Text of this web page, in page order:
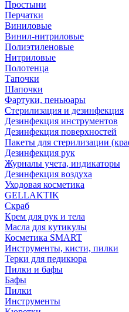
Простыни
Перчатки
Виниловые
Винил-нитриловые
Полиэтиленовые
Нитриловые
Полотенца
Тапочки
Шапочки
Фартуки, пеньюары
Стерилизация и дезинфекция
Дезинфекция инструментов
Дезинфекция поверхностей
Пакеты для стерилизации
Дезинфекция рук
Журналы учета, индикаторы
Дезинфекция воздуха
Уходовая косметика
GELLAKTIK
Скраб
Крем для рук и тела
Масла для кутикулы
Косметика SMART
Инструменты, кисти, пилки
Терки для педикюра
Пилки и бафы
Бафы
Пилки
Инструменты